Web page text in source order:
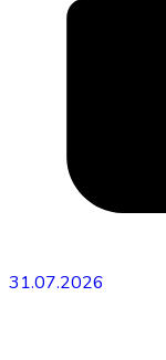
31.07.2026